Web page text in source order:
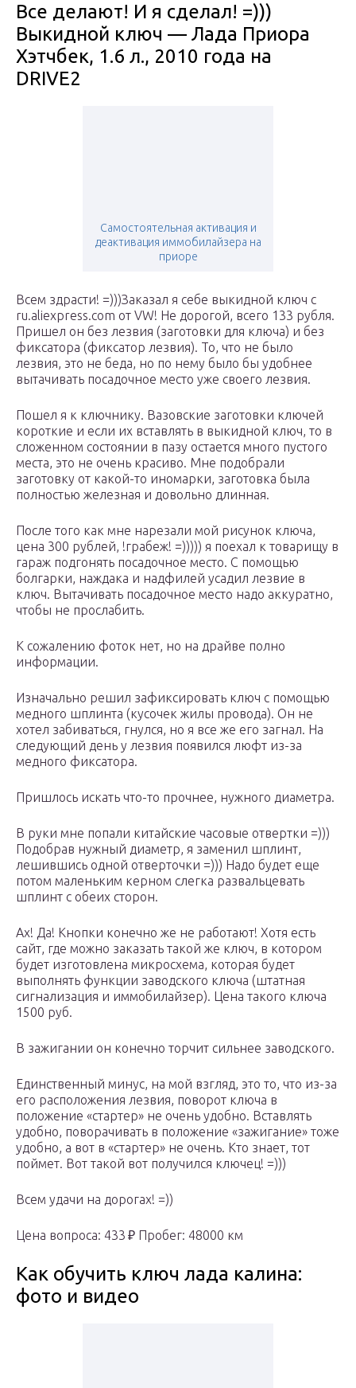
Все делают! И я сделал! =)))
Выкидной ключ — Лада Приора
Хэтчбек, 1.6 л., 2010 года на
DRIVE2
Самостоятельная активация и
деактивация иммобилайзера на
приоре
Всем здрасти! =)))Заказал я себе выкидной ключ с
ru.aliexpress.com от VW! Не дорогой, всего 133 рубля.
Пришел он без лезвия (заготовки для ключа) и без
фиксатора (фиксатор лезвия). То, что не было
лезвия, это не беда, но по нему было бы удобнее
вытачивать посадочное место уже своего лезвия.
Пошел я к ключнику. Вазовские заготовки ключей
короткие и если их вставлять в выкидной ключ, то в
сложенном состоянии в пазу остается много пустого
места, это не очень красиво. Мне подобрали
заготовку от какой-то иномарки, заготовка была
полностью железная и довольно длинная.
После того как мне нарезали мой рисунок ключа,
цена 300 рублей, !грабеж! =))))) я поехал к товарищу в
гараж подгонять посадочное место. С помощью
болгарки, наждака и надфилей усадил лезвие в
ключ. Вытачивать посадочное место надо аккуратно,
чтобы не прослабить.
К сожалению фоток нет, но на драйве полно
информации.
Изначально решил зафиксировать ключ с помощью
медного шплинта (кусочек жилы провода). Он не
хотел забиваться, гнулся, но я все же его загнал. На
следующий день у лезвия появился люфт из-за
медного фиксатора.
Пришлось искать что-то прочнее, нужного диаметра.
В руки мне попали китайские часовые отвертки =)))
Подобрав нужный диаметр, я заменил шплинт,
лешившись одной отверточки =))) Надо будет еще
потом маленьким керном слегка развальцевать
шплинт с обеих сторон.
Ах! Да! Кнопки конечно же не работают! Хотя есть
сайт, где можно заказать такой же ключ, в котором
будет изготовлена микросхема, которая будет
выполнять функции заводского ключа (штатная
сигнализация и иммобилайзер). Цена такого ключа
1500 руб.
В зажигании он конечно торчит сильнее заводского.
Единственный минус, на мой взгляд, это то, что из-за
его расположения лезвия, поворот ключа в
положение «стартер» не очень удобно. Вставлять
удобно, поворачивать в положение «зажигание» тоже
удобно, а вот в «стартер» не очень. Кто знает, тот
поймет. Вот такой вот получился ключец! =)))
Всем удачи на дорогах! =))
Цена вопроса: 433 ₽ Пробег: 48000 км
Как обучить ключ лада калина:
фото и видео